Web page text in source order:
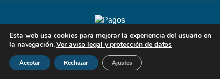
Esta web usa cookies para mejorar la experiencia del usuario en
la navegación. Ver aviso legal y protección de datos
Aceptar Rechazar Ajustes